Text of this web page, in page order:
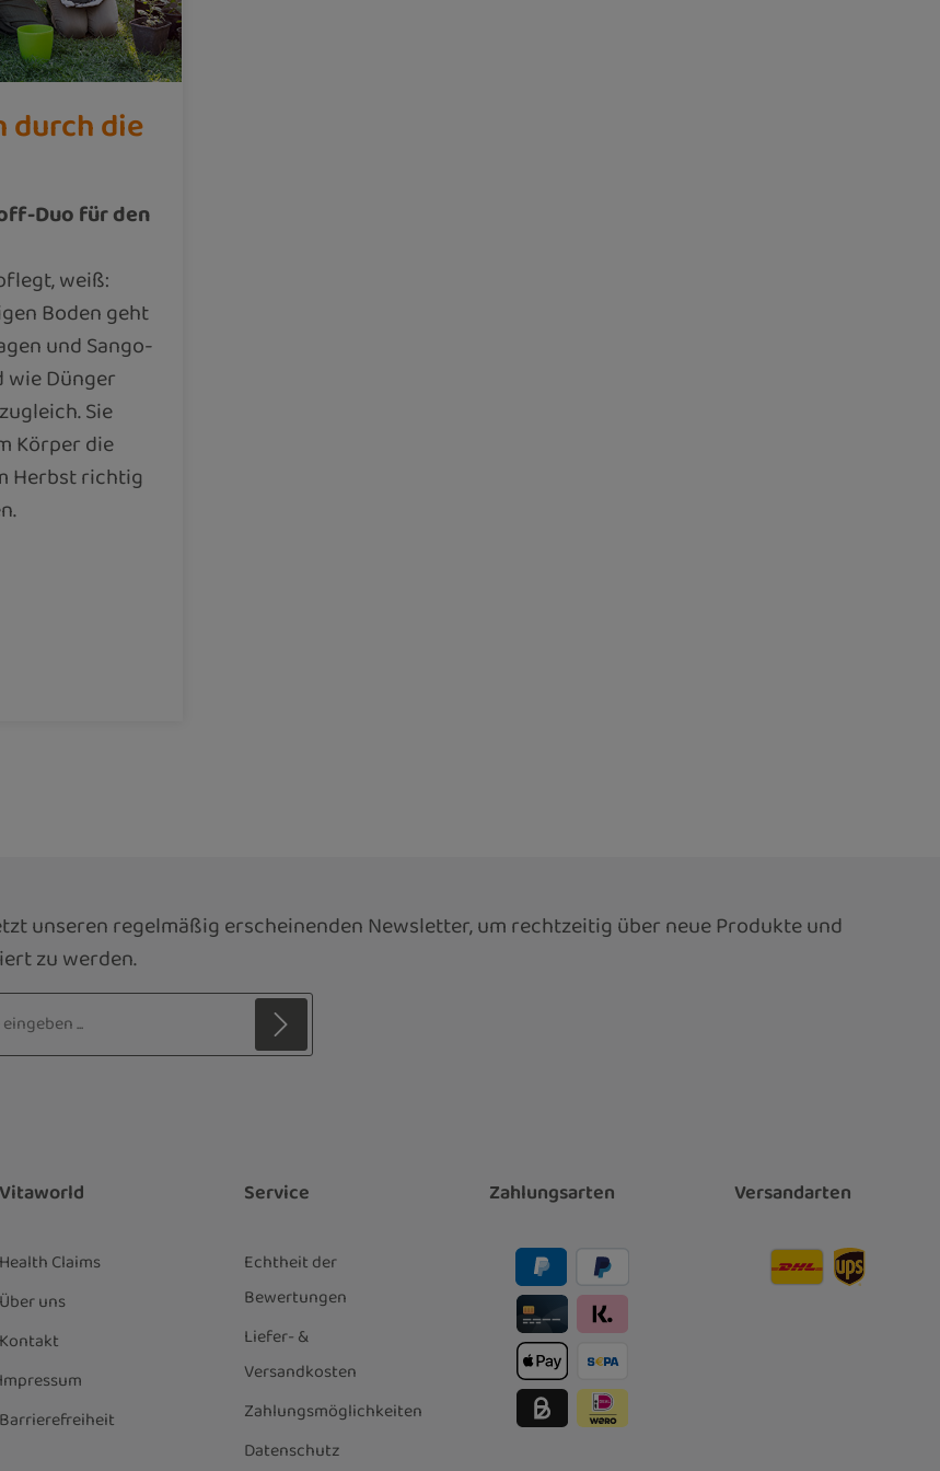
durch die
Duo für den
weiß:
Boden geht
und Sango-
wie Dünger
Sie
Körper die
Herbst richtig
unseren regelmäßig erscheinenden Newsletter, um rechtzeitig über neue Produkte und
zu werden.
Vitaworld
Health Claims
Über uns
Kontakt
Impressum
Barrierefreiheit
Service
Echtheit der
Bewertungen
Liefer- &
Versandkosten
Zahlungsmöglichkeiten
Datenschutz
Zahlungsarten Versandarten